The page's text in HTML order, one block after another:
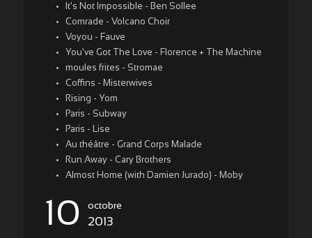
It's Not Impossible - Ben Sollee
Comrade - Volcano Choir
Voyou - Fauve
You've Got The Love - Florence + The Machine
moules frites - Stromae
Coffins - Misterwives
Rising - Yom
Paris - Subway
Paris - Lise
Au théâtre - Grand Corps Malade
Run Away - Cary Brothers
Almost Home (with Damien Jurado) - Moby
10 octobre
2013